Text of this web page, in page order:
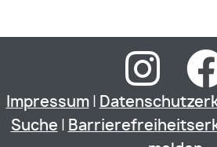
Impressum|
Suche